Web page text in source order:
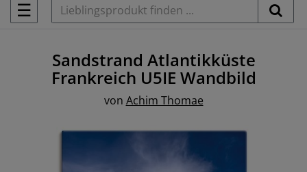
☰
Sandstrand Atlantikküste
Frankreich U5IE Wandbild
von Achim Thomae